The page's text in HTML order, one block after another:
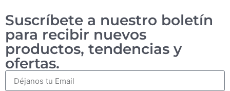
Suscríbete a nuestro boletín
para recibir nuevos
productos, tendencias y
ofertas.